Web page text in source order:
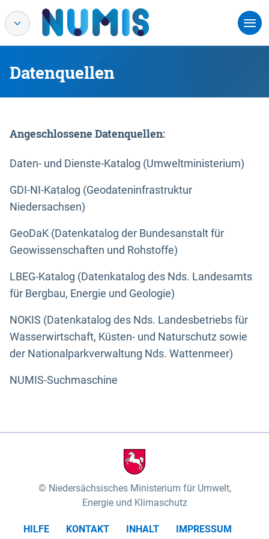
Datenquellen
Angeschlossene Datenquellen:
Daten- und Dienste-Katalog (Umweltministerium)
GDI-NI-Katalog (Geodateninfrastruktur
Niedersachsen)
GeoDaK (Datenkatalog der Bundesanstalt für
Geowissenschaften und Rohstoffe)
LBEG-Katalog (Datenkatalog des Nds. Landesamts
für Bergbau, Energie und Geologie)
NOKIS (Datenkatalog des Nds. Landesbetriebs für
Wasserwirtschaft, Küsten- und Naturschutz sowie
der Nationalparkverwaltung Nds. Wattenmeer)
NUMIS-Suchmaschine
Niedersächsisches Ministerium für Umwelt,
Energie und Klimaschutz
HILFE KONTAKT INHALT
IMPRESSUM